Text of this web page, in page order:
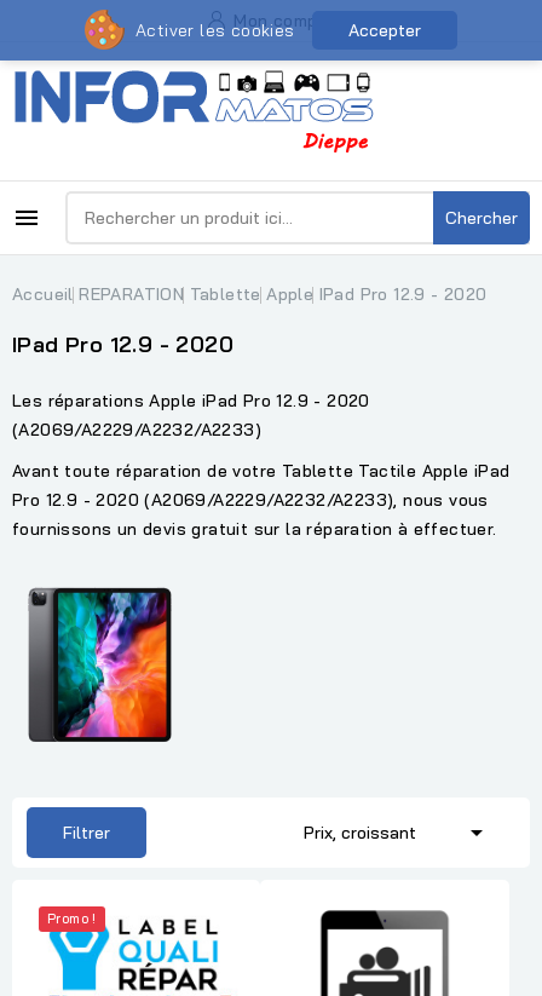
Mon compte
 Chercher
Accueil REPARATION Tablette Apple IPad Pro 12.9 - 2020
IPad Pro 12.9 - 2020
Les réparations Apple iPad Pro 12.9 - 2020
(A2069/A2229/A2232/A2233)
Avant toute réparation de votre Tablette Tactile Apple iPad
Pro 12.9 - 2020 (A2069/A2229/A2232/A2233), nous vous
fournissons un devis gratuit sur la réparation à effectuer.
Filtrer Prix, croissant 
Promo !
Activer les cookies Accepter